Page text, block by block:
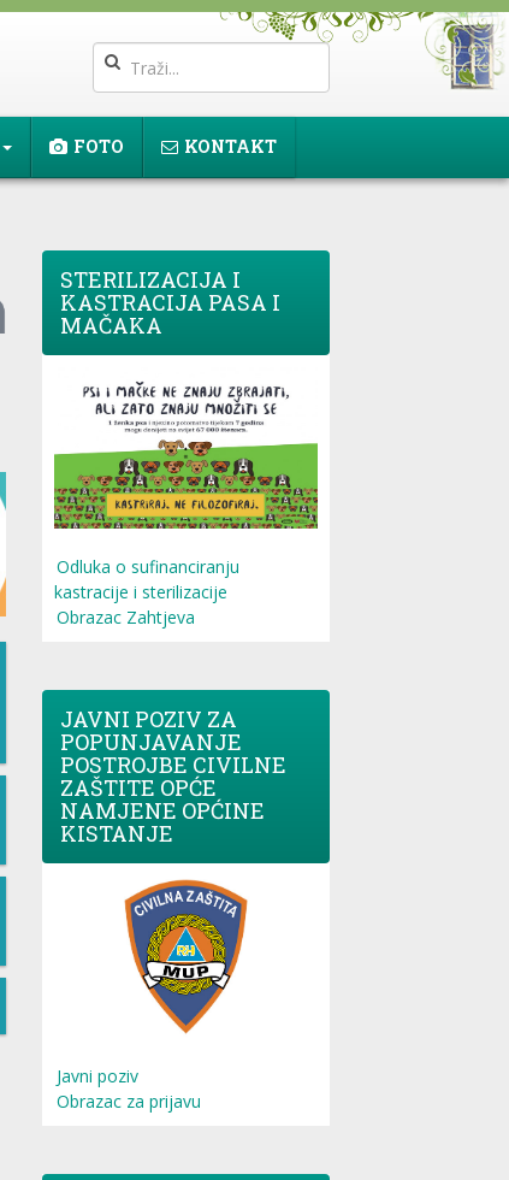
FOTO KONTAKT
STERILIZACIJA I
KASTRACIJA PASA I
MAČAKA
Odluka o sufinanciranju
kastracije i sterilizacije
Obrazac Zahtjeva
JAVNI POZIV ZA
POPUNJAVANJE
POSTROJBE CIVILNE
ZAŠTITE OPĆE
NAMJENE OPĆINE
KISTANJE
Javni poziv
Obrazac za prijavu